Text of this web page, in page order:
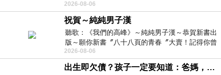
的貼文，在回顧年輕時瘋狂愛上
2026-08-06
祝賀～純純男子漢
聽歌：《我們的高峰》～純純男子漢～恭賀新書出
版～願你新書〞八十八頁的青春〞大賣！記得你曾
經在我的版留言…「好讚的圖^^感覺大家
2026-08-06
出生即欠債？孩子一定要知道：爸媽，其實我不欠你們